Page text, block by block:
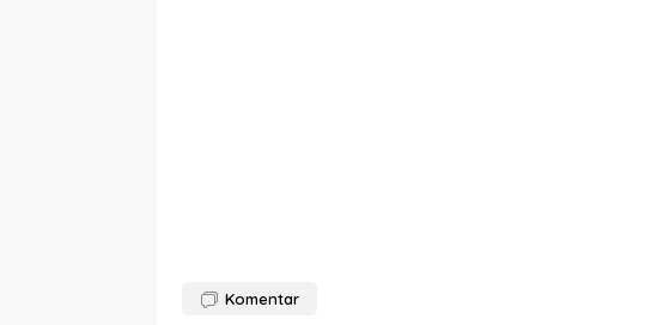
Komentar